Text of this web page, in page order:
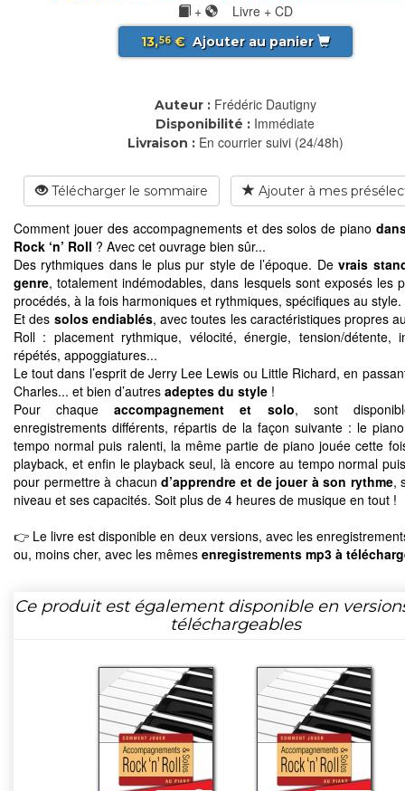
+
Livre + CD
13,56€ Ajouter au panier
Auteur : Frédéric Dautigny
Disponibilité : Immédiate
Livraison : En courrier suivi (24/48h)
Télécharger le sommaire Ajouter à mes
Comment jouer des accompagnements et des solos de piano
Rock ‘n’ Roll ? Avec cet ouvrage bien sûr...
Des rythmiques dans le plus pur style de l’époque. Devrais
genre, totalement indémodables, dans lesquels sont exposés les
procédés, à la fois harmoniques et rythmiques, spécifiques au style.
Et des solos endiablés, avec toutes les caractéristiques propres au
Roll : placement rythmique, vélocité, énergie, tension/détente,
répétés, appoggiatures...
Le tout dans l’esprit de Jerry Lee Lewis ou Little Richard, en
Charles... et bien d’autres adeptes du style !
Pour chaqueaccompagnement et solo, sont
enregistrements différents, répartis de la façon suivante : le
tempo normal puis ralenti, la même partie de piano jouée cette
playback, et enfin le playback seul, là encore au tempo normal
pour permettre à chacund’apprendre et de jouer à son rythme,
niveau et ses capacités. Soit plus de 4 heures de musique en tout !
👉 Le livre est disponible en deux versions, avec les
ou, moins cher, avec les mêmes enregistrements mp3 à
Ce produit est également disponible en
téléchargeables